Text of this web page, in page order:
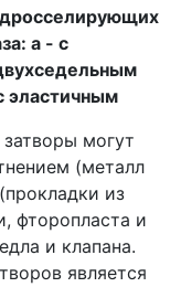
а - с
эластичным
могут
(металл
из
фторопласта и
и клапана.
является